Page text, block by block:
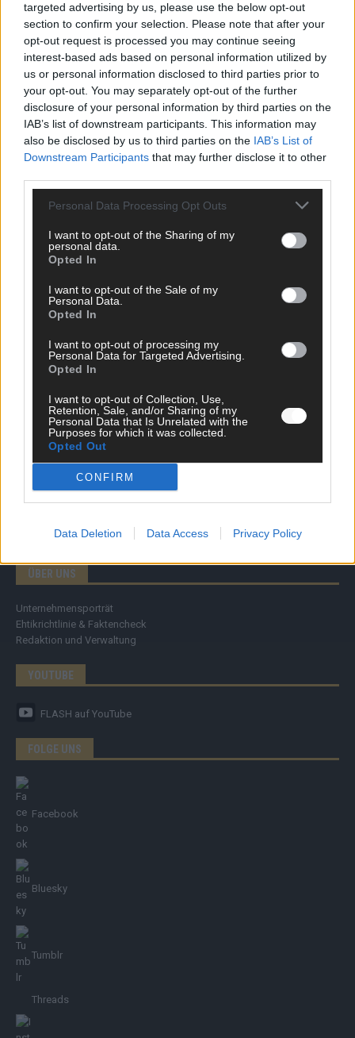
targeted advertising by us, please use the below opt-out
section to confirm your selection. Please note that after your
opt-out request is processed you may continue seeing
interest-based ads based on personal information utilized by
us or personal information disclosed to third parties prior to
your opt-out. You may separately opt-out of the further
disclosure of your personal information by third parties on the
IAB’s list of downstream participants. This information may
also be disclosed by us to third parties on the IAB’s List of
Downstream Participants that may further disclose it to other
Personal Data Processing Opt Outs
I want to opt-out of the Sharing of my
personal data.
Opted In
I want to opt-out of the Sale of my
Personal Data.
Opted In
I want to opt-out of processing my
Personal Data for Targeted Advertising.
Opted In
I want to opt-out of Collection, Use,
Retention, Sale, and/or Sharing of my
Personal Data that Is Unrelated with the
Purposes for which it was collected.
Opted Out
CONFIRM
Data Deletion Data Access Privacy Policy
DIREKT ZUM THEMA
Politik & Co
Money Matters
Brainpower
Specials
Meinung
Eurovision
FLASH – DAS VIDEOPORTAL
ÜBER UNS
Unternehmensporträt
Ehtikrichtlinie & Faktencheck
Redaktion und Verwaltung
YOUTUBE
FLASH auf YouTube
FOLGE UNS
Facebook
Bluesky
Tumblr
Threads